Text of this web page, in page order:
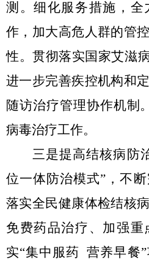
测。细化服务措施，全
作，加大高危人群的管
性。贯彻落实国家艾滋
进一步完善疾控机构和
随访治疗管理协作机制。
病毒治疗工作。
三是提高结核病防
位一体防治模式” ，不
落实全民健康体检结核
免费药品治疗、加强重
实“集中服药 营养早餐”